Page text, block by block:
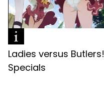
Ladies versus Butlers!
Specials